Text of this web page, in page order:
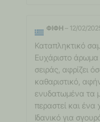
ΦΙΦΗ– 12/02/
Καταπληκτικό
Ευχάριστο άρωμα
σειράς, αφρίζει
καθαριστικό,
ενυδατωμένα τα
περαστεί και ένα
Ιδανικό για